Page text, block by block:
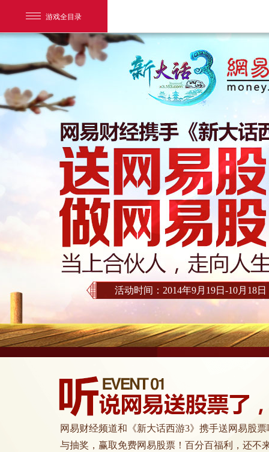
游戏全目录
网易游戏
游戏爱好者
我的足迹： 新大话3免费版
活动时间：2014年9月19日-10月18日
网易财经频道和《新大话西游3》携手送网易股
与抽奖，赢取免费网易股票！百分百福利，还不